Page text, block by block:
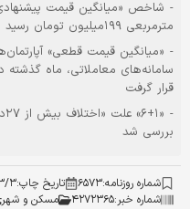
- شاخص «میانگین قیمت
مترمربعی ۱۹۹‌میلیون تومان رسید
- «میانگین قیمت قطعی»
قرار گرفت
-
بررسی شد
شماره روزنامه:۶۵۷۳ تاریخ چاپ:
شماره خبر:۴۲۷۲۳۶۵ مسکن و